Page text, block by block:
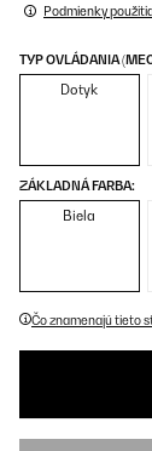
Podmienky
TYP OVLÁDANIA
Dotyk
ZÁKLADNÁ FARBA:
Biela
Čo znamenajú tieto